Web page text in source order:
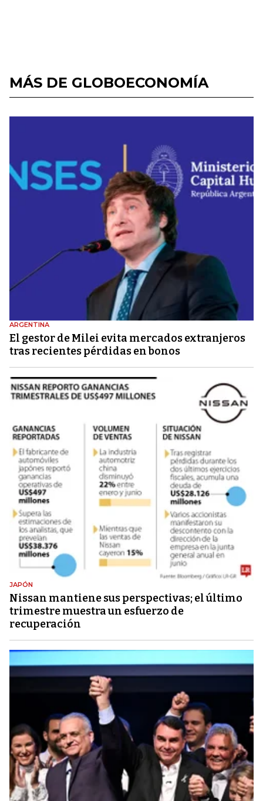
MÁS DE GLOBOECONOMÍA
ARGENTINA
El gestor de Milei evita mercados extranjeros
tras recientes pérdidas en bonos
JAPÓN
Nissan mantiene sus perspectivas; el último
trimestre muestra un esfuerzo de
recuperación